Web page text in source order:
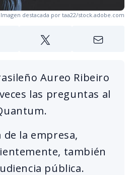
Imagen destacada por taa22/stock.adobe.com
Aureo Ribeiro
las preguntas al
la empresa,
también
pública.